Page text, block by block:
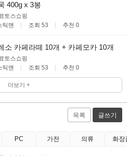
400g x 3봉
토스쇼핑
틱맨 조회 53 추천 0
소 카페라떼 10개 + 카페모카 10개
토스쇼핑
틱맨 조회 53 추천 0
더보기 +
목록 글쓰기
PC 가전 의류 화장